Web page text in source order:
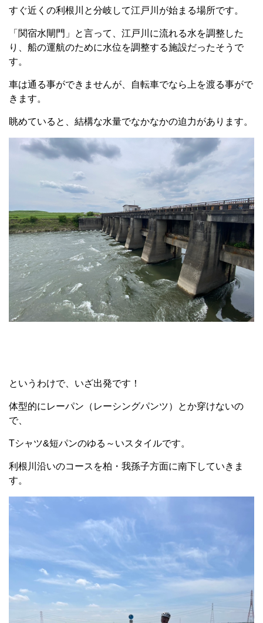
すぐ近くの利根川と分岐して江戸川が始まる場所です。
「関宿水閘門」と言って、江戸川に流れる水を調整した
り、船の運航のために水位を調整する施設だったそうで
す。
車は通る事ができませんが、自転車でなら上を渡る事がで
きます。
眺めていると、結構な水量でなかなかの迫力があります。
というわけで、いざ出発です！
体型的にレーパン（レーシングパンツ）とか穿けないの
で、
Tシャツ&短パンのゆる～いスタイルです。
利根川沿いのコースを柏・我孫子方面に南下していきま
す。